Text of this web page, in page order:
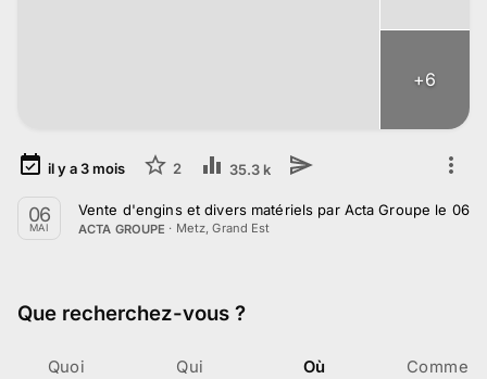
+6
il y a3mois 2 35.3 k
06
MAI
Vente d'engins et divers matériels par Acta Groupe le 06
ACTA GROUPE · Metz, Grand Est
Que recherchez-vous ?
Quoi Qui Où Comment